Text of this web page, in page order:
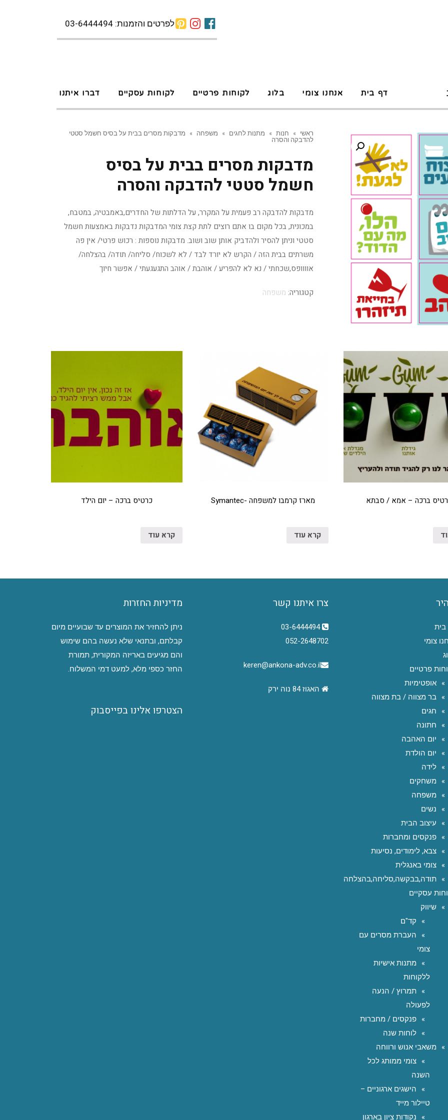
לפרטים והזמנות: 03-6444494
דף בית אנחנו צומי בלוג לקוחות פרטיים לקוחות עסקיים דברו איתנו
ראשי » חנות » מתנות לחגים » משפחה »
מדבקות מסרים בבית על בסיס חשמל סטטי
להדבקה והסרה
מדבקות מסרים בבית על בסיס
חשמל סטטי להדבקה והסרה
מדבקות להדבקה רב פעמית על המקרר, על הדלתות של החדרים,באמבטיה, במטבח,
במכונית, בכל מקום בו אתם רוצים לתת קצת צומי המדבקות נדבקות באמצעות חשמל
סטטי וניתן להסיר ולהדביק אותן שוב ושוב. מדבקות נוספות : רכוש פרטי/ אין פה
משרתים בבית הזה / הקרש לא יורד לבד / לא לשכוח/ סליחה/ תודה/ בהצלחה/
אוווופס,שכחתי / נא לא להפריע / אוהבת / אוהב התגעגעתי / אפשר חיוך
קטגוריה: משפחה
ברכה – אמא / סבתא מארז קרמבו למשפחה -Symantec
קרא עוד
כרטיס ברכה – יום הילד
קרא עוד
בית
צומי
פרטיים
אופטימיות
בר מצווה / בת מצווה
חגים
חתונה
יום האהבה
יום הולדת
לידה
משחקים
משפחה
נשים
עיצוב הבית
פנקסים ומחברות
צבא, לימודים, נסיעות
צומי באנגלית
תודה,בבקשה,סליחה,בהצלחה
עסקיים
שיווק
קד"ם
העברת מסרים עם
צומי
מתנות אישיות
ללקוחות
תמרוץ / הנעה
לפעולה
פנקסים / מחברות
לוחות שנה
משאבי אנוש ורווחה
צומי ממותג לכל
השנה
הישגים ארגוניים –
טיילור מייד
נקודות ציון בארגון
צרו איתנו קשר
03-6444494
052-2648702
keren@ankona-adv.co.il
האגוז 84 נוה ירק
מדיניות החזרות
ניתן להחזיר את המוצרים עד שבועיים מיום
קבלתם, ובתנאי שלא נעשה בהם שימוש
והם מגיעים באריזה המקורית, תמורת
החזר כספי מלא, למעט דמי המשלוח.
הצטרפו אלינו בפייסבוק